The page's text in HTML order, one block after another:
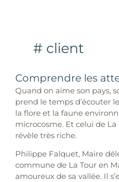
# client
Comprendre les
Quand on aime son pays,
prend le temps d’écouter
la flore et la faune
microcosme. Et celui de
révèle très riche.
Philippe Falquet, Maire
commune de La Tour en
amoureux de sa vallée. Il